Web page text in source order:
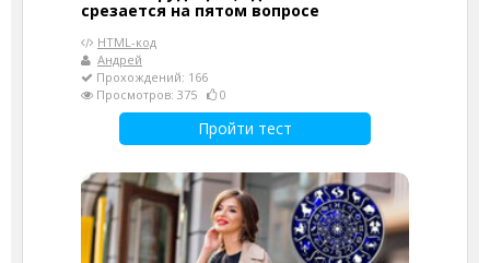
срезается на пятом вопросе
HTML-код
Андрей
Прохождений: 166
Просмотров: 375
0
Пройти тест